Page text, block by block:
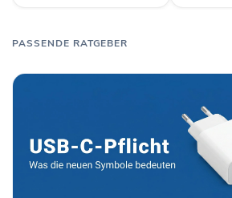
PASSENDE RATGEBER